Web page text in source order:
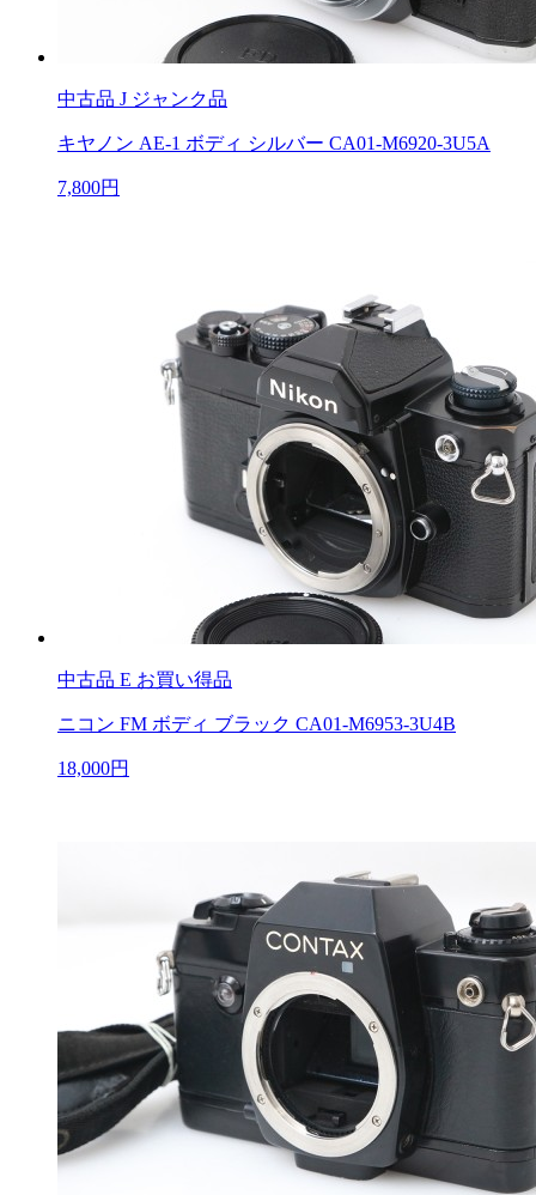
中古品 J ジャンク品
キヤノン AE-1 ボディ シルバー CA01-M6920-3U5A
7,800円
中古品 E お買い得品
ニコン FM ボディ ブラック CA01-M6953-3U4B
18,000円